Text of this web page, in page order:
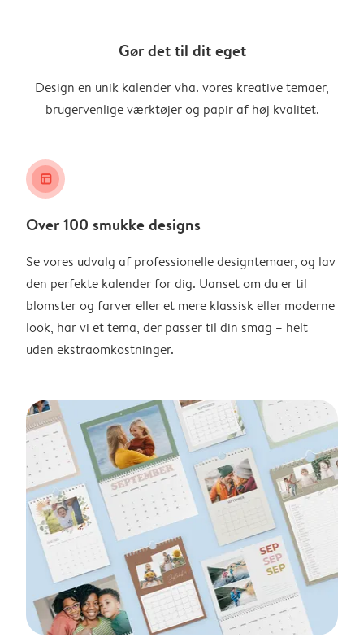
Gør det til dit eget
Design en unik kalender vha. vores kreative temaer,
brugervenlige værktøjer og papir af høj kvalitet.
layout_alt
Over 100 smukke designs
Se vores udvalg af professionelle designtemaer, og lav
den perfekte kalender for dig. Uanset om du er til
blomster og farver eller et mere klassisk eller moderne
look, har vi et tema, der passer til din smag – helt
uden ekstraomkostninger.